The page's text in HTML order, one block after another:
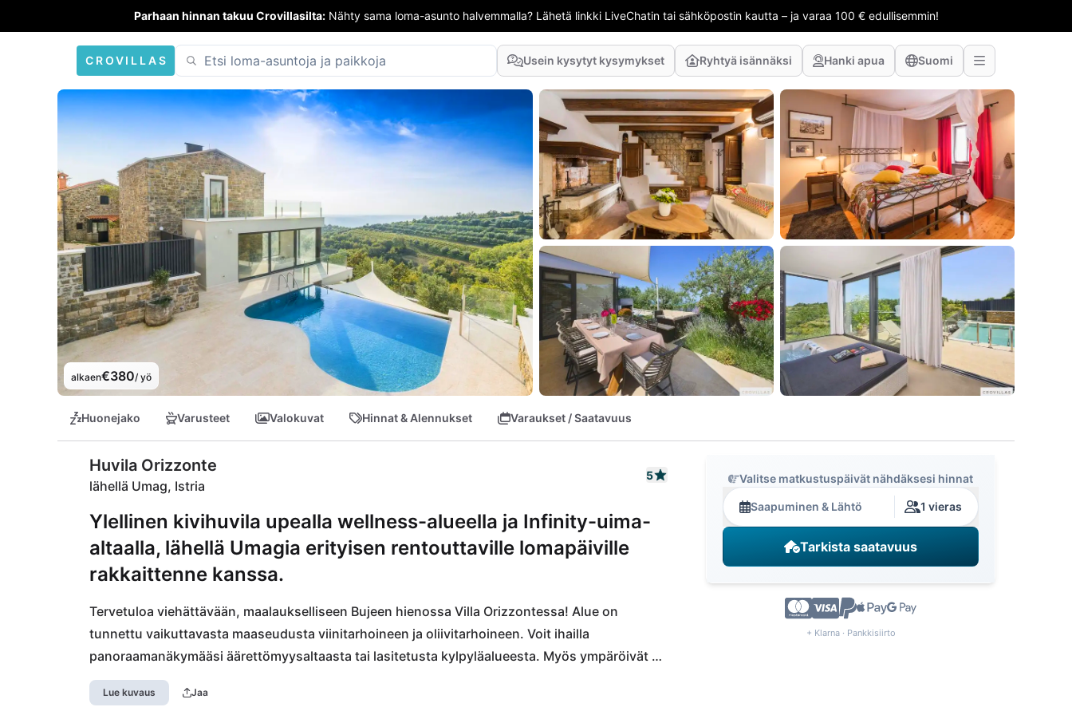
Parhaan hinnan takuu Crovillasilta: Nähty sama loma-asunto halvemmalla? Lähetä linkki LiveChatin tai sähköpostin kautta – ja varaa 100 € edullisemmin!
CROVILLAS Usein kysytyt kysymykset Ryhtyä isännäksi Hanki apua Suomi
alkaen€380/ yö
Huonejako Varusteet Valokuvat Hinnat & Alennukset Varaukset / Saatavuus
Huvila Orizzonte
lähellä Umag, Istria
5
Ylellinen kivihuvila upealla wellness-alueella ja Infinity-uima-
altaalla, lähellä Umagia erityisen rentouttaville lomapäiville
rakkaittenne kanssa.
Tervetuloa viehättävään, maalaukselliseen Bujeen hienossa Villa Orizzontessa! Alue on
tunnettu vaikuttavasta maaseudusta viinitarhoineen ja oliivitarhoineen. Voit ihailla
panoraamanäkymääsi äärettömyysaltaasta tai lasitetusta kylpyläalueesta. Myös ympäröivät
alueet tarjoavat upeita nähtävyyksiä lomaasi varten: Hienot kivi- ja kalliorannat odottavat
sinua Umagin rannikkokaupungin ympärillä, jossa voit uida kristallinkirkkaassa meressä.
Lue kuvaus Jaa
Valitse matkustuspäivät nähdäksesi hinnat
Saapuminen & Lähtö 1 vieras
Tarkista saatavuus
+ Klarna · Pankkisiirto